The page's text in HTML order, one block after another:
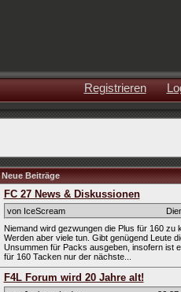
Registrieren
Neue Beiträge
FC 27 News & Diskussionen
von IceScream
Niemand wird gezwungen die Plus für 160 zu
Werden aber viele tun. Gibt genügend Leute
Unsummen für Packs ausgeben, insofern ist
für 160 Tacken nur der nächste...
F4L Forum wird 20 Jahre alt!